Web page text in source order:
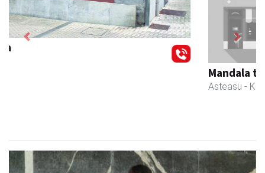
Previous Next